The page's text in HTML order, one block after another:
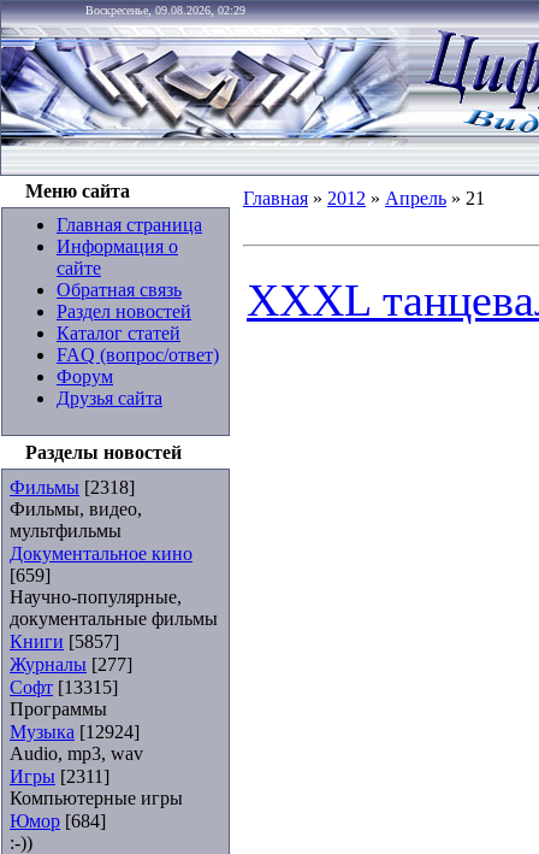
Воскресенье, 09.08.2026, 02:29
Меню сайта
Главная страница
Информация о
сайте
Обратная связь
Раздел новостей
Каталог статей
FAQ (вопрос/ответ)
Форум
Друзья сайта
Разделы новостей
Фильмы [2318]
Фильмы, видео,
мультфильмы
Документальное кино
[659]
Научно-популярные,
документальные фильмы
Книги [5857]
Журналы [277]
Софт [13315]
Программы
Музыка [12924]
Audio, mp3, wav
Игры [2311]
Компьютерные игры
Юмор [684]
:-))
Главная » 2012 » Апрель » 21
XXXL